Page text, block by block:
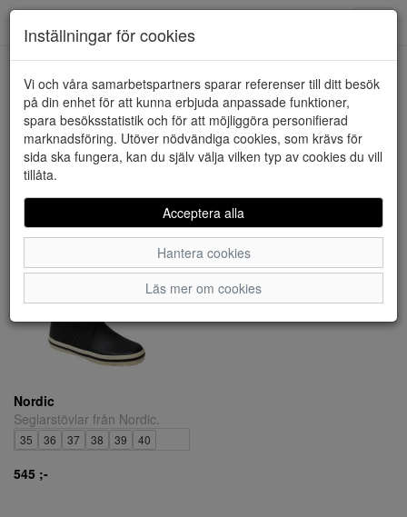
Nordic (1 artiklar)
Sortera efter:
Nordic
Seglarstövlar från Nordic.
35 36 37 38 39 40
545 ;-
Inställningar för cookies
Vi och våra samarbetspartners sparar referenser till ditt besök
på din enhet för att kunna erbjuda anpassade funktioner,
spara besöksstatistik och för att möjliggöra personifierad
marknadsföring. Utöver nödvändiga cookies, som krävs för
sida ska fungera, kan du själv välja vilken typ av cookies du vill
tillåta.
Acceptera alla
Hantera cookies
Läs mer om cookies